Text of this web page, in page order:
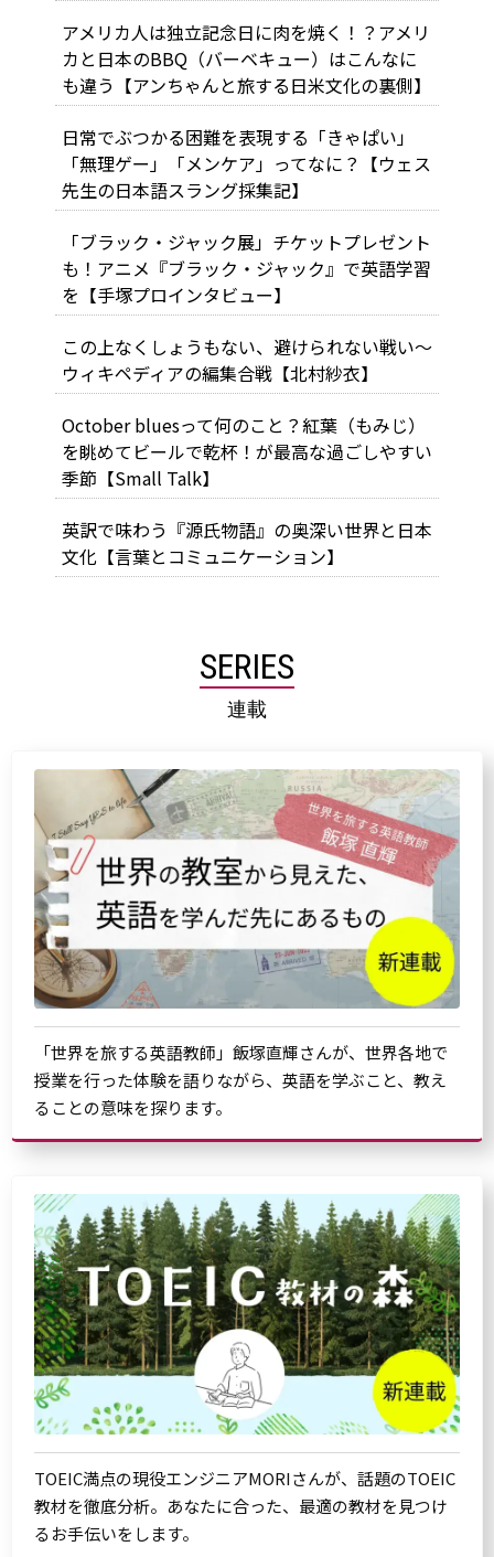
アメリカ人は独立記念日に肉を焼く！？アメリ
カと日本のBBQ（バーベキュー）はこんなに
も違う【アンちゃんと旅する日米文化の裏側】
日常でぶつかる困難を表現する「きゃぱい」
「無理ゲー」「メンケア」ってなに？【ウェス
先生の日本語スラング採集記】
「ブラック・ジャック展」チケットプレゼント
も！アニメ『ブラック・ジャック』で英語学習
を【手塚プロインタビュー】
この上なくしょうもない、避けられない戦い～
ウィキペディアの編集合戦【北村紗衣】
October bluesって何のこと？紅葉（もみじ）
を眺めてビールで乾杯！が最高な過ごしやすい
季節【Small Talk】
英訳で味わう『源氏物語』の奥深い世界と日本
文化【言葉とコミュニケーション】
SERIES
連載
「世界を旅する英語教師」飯塚直輝さんが、世界各地で
授業を行った体験を語りながら、英語を学ぶこと、教え
ることの意味を探ります。
TOEIC満点の現役エンジニアMORIさんが、話題のTOEIC
教材を徹底分析。あなたに合った、最適の教材を見つけ
るお手伝いをします。